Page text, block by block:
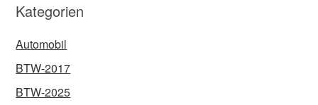
Kategorien
Automobil
BTW-2017
BTW-2025